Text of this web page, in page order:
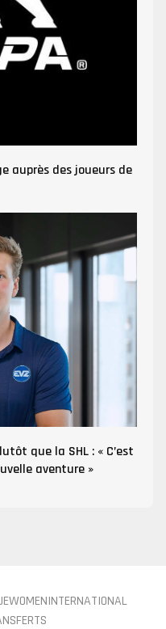
auprès des joueurs de
que la SHL : « C’est
aventure »
WOMENINTERNATIONAL